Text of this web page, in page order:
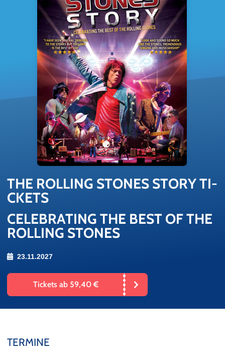
THE ROL­LING STONES STORY TI­
CKETS
CELEBRATING THE BEST OF THE
ROLLING STONES
23.11.2027
Tickets ab 59,40 €
TERMINE